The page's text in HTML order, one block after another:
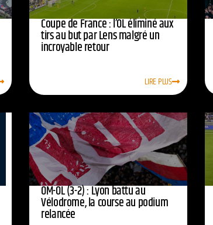
Coupe de France : l’OL éliminé aux
tirs au but par Lens malgré un
incroyable retour
LIRE PLUS
OM-OL (3-2) : Lyon battu au
Vélodrome, la course au podium
relancée